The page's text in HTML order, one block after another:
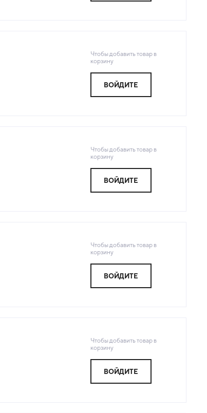
Чтобы добавить товар в
корзину
ВОЙДИТЕ
Чтобы добавить товар в
корзину
ВОЙДИТЕ
Чтобы добавить товар в
корзину
ВОЙДИТЕ
Чтобы добавить товар в
корзину
ВОЙДИТЕ